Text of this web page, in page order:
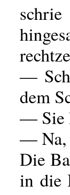
—
dem
— Sie
— Na,
Die
in die